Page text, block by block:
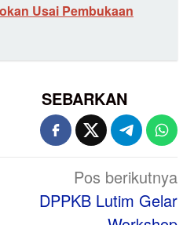
Usai Pembukaan
SEBARKAN
Pos berikutnya
DPPKB Lutim Gelar